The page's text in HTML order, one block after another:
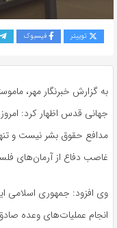
توییتر فیسبوک
به گزارش خبرنگار مهر،
جهانی قدس اظهار کرد:
مدافع حقوق بشر نیست و تنها
غاصب دفاع از آرمان‌های
وی افزود: جمهوری اسلامی